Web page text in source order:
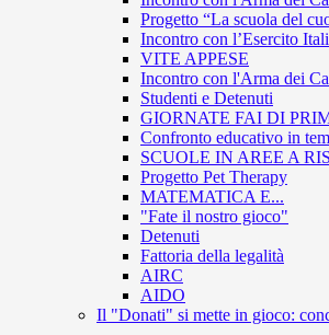
Progetto “La scuola del
Incontro con l’Esercito
VITE APPESE
Incontro con l'Arma dei
Studenti e Detenuti
GIORNATE FAI DI
Confronto educativo in
SCUOLE IN AREE A
Progetto Pet Therapy
MATEMATICA E...
"Fate il nostro gioco"
Detenuti
Fattoria della legalità
AIRC
AIDO
Il "Donati" si mette in gioco: